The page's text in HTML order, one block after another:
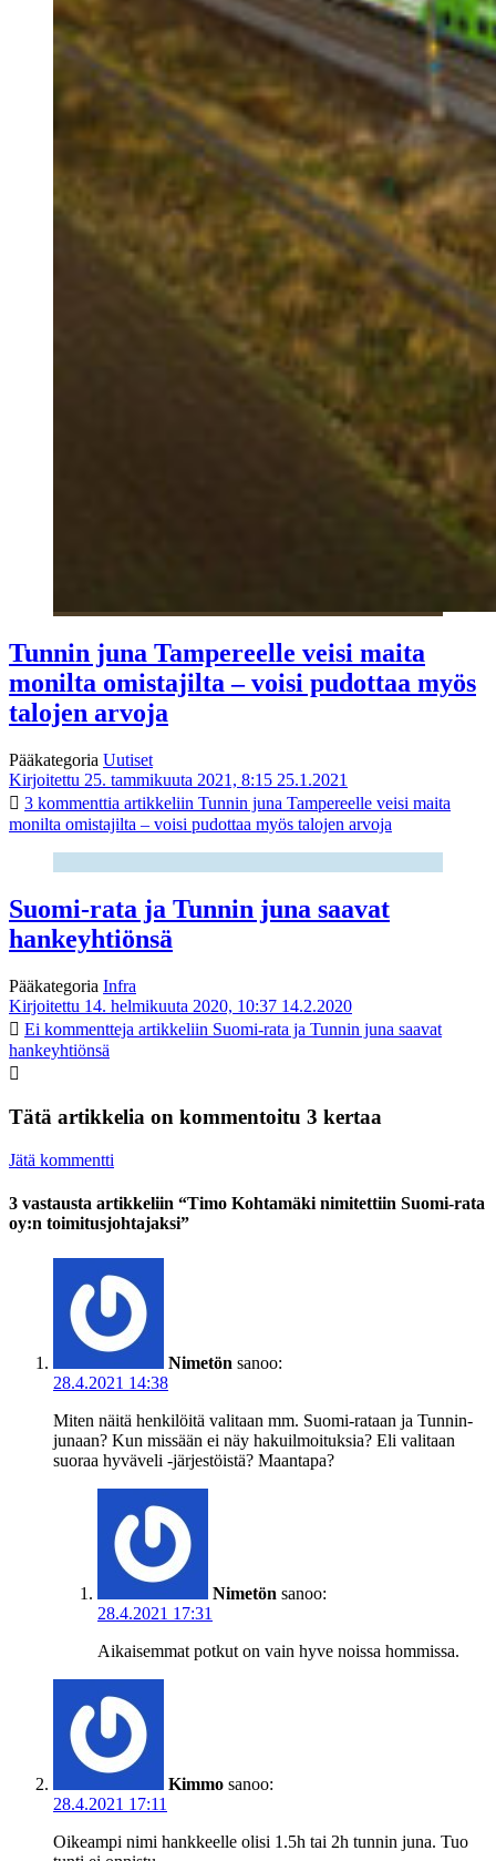
Tunnin juna Tampereelle veisi maita
monilta omistajilta – voisi pudottaa myös
talojen arvoja
Pääkategoria Uutiset
Kirjoitettu 25. tammikuuta 2021, 8:15 25.1.2021
3 kommenttia artikkeliin Tunnin juna Tampereelle veisi maita
monilta omistajilta – voisi pudottaa myös talojen arvoja
Suomi-rata ja Tunnin juna saavat
hankeyhtiönsä
Pääkategoria Infra
Kirjoitettu 14. helmikuuta 2020, 10:37 14.2.2020
Ei kommentteja artikkeliin Suomi-rata ja Tunnin juna saavat
hankeyhtiönsä
Tätä artikkelia on kommentoitu 3 kertaa
Jätä kommentti
3 vastausta artikkeliin “Timo Kohtamäki nimitettiin Suomi-rata
oy:n toimitusjohtajaksi”
Nimetön sanoo:
28.4.2021 14:38
Miten näitä henkilöitä valitaan mm. Suomi-rataan ja Tunnin-
junaan? Kun missään ei näy hakuilmoituksia? Eli valitaan
suoraa hyväveli -järjestöistä? Maantapa?
Nimetön sanoo:
28.4.2021 17:31
Aikaisemmat potkut on vain hyve noissa hommissa.
Kimmo sanoo:
28.4.2021 17:11
Oikeampi nimi hankkeelle olisi 1.5h tai 2h tunnin juna. Tuo